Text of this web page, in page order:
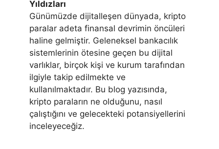
Yıldızları
Günümüzde dijitalleşen dünyada, kripto
paralar adeta finansal devrimin öncüleri
haline gelmiştir. Geleneksel bankacılık
sistemlerinin ötesine geçen bu dijital
varlıklar, birçok kişi ve kurum tarafından
ilgiyle takip edilmekte ve
kullanılmaktadır. Bu blog yazısında,
kripto paraların ne olduğunu, nasıl
çalıştığını ve gelecekteki potansiyellerini
inceleyeceğiz.